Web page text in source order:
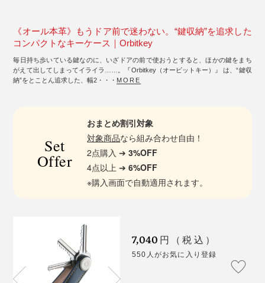
《オール本革》もうドア前で迷わない。“鍵収納”を追求した
コンパクトなキーケース｜Orbitkey
毎日持ち歩いている鍵なのに、いざドアの前で使おうとすると、ほかの鍵をまち
がえて出してしまってイライラ……。『Orbitkey（オービットキー）』 は、“鍵収
納”をとことん追求した、幅2・・・ MORE
Set
Offer
おまとめ割引対象
対象商品なら組み合わせ自由！
2点購入 ➔3%OFF
4点以上 ➔6%OFF
※購入画面で自動適用されます。
7,040 円（税込）
550人がお気に入り登録